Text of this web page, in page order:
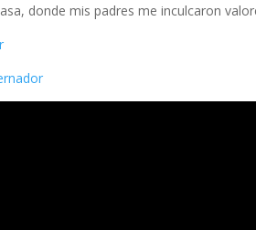
donde mis padres me inculcaron